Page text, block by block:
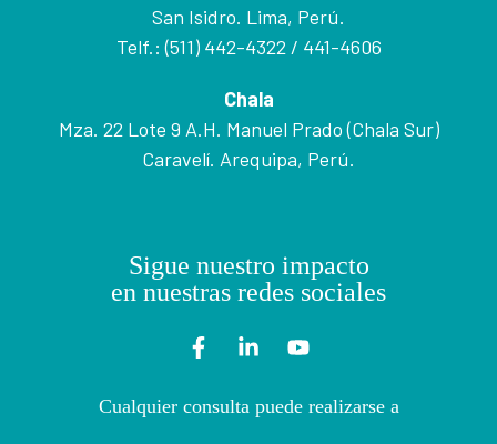
San Isidro. Lima, Perú.
Telf.: (511) 442-4322 / 441-4606
Chala
Mza. 22 Lote 9 A.H. Manuel Prado (Chala Sur)
Caravelí. Arequipa, Perú.
Sigue nuestro impacto
en nuestras redes sociales
Cualquier consulta puede realizarse a